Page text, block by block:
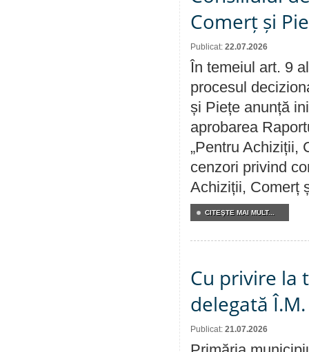
Comerț și
Publicat: 22.07.2026
În temeiul art. 9
procesul
și Piețe anunță
aprobarea
„Pentru Achiziții,
cenzori privind
Achiziții, Comerț
CITEŞTE MAI MULT...
Cu privire la
delegată
Publicat: 21.07.2026